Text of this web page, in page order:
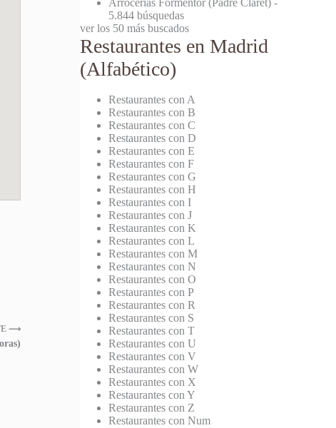
⟶
5.844 búsquedas
ver los 50 más buscados
Restaurantes en Madrid
(Alfabético)
Restaurantes con A
Restaurantes con B
Restaurantes con C
Restaurantes con D
Restaurantes con E
Restaurantes con F
Restaurantes con G
Restaurantes con H
Restaurantes con I
Restaurantes con J
Restaurantes con K
Restaurantes con L
Restaurantes con M
Restaurantes con N
Restaurantes con O
Restaurantes con P
Restaurantes con R
Restaurantes con S
Restaurantes con T
Restaurantes con U
Restaurantes con V
Restaurantes con W
Restaurantes con X
Restaurantes con Y
Restaurantes con Z
Restaurantes con Num